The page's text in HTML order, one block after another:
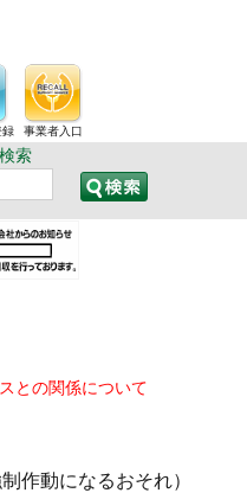
録 事業者入口
索
との関係について
作動になるおそれ）